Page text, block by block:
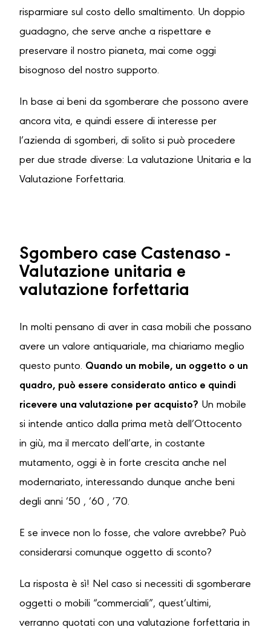
risparmiare sul costo dello smaltimento. Un doppio
guadagno, che serve anche a rispettare e
preservare il nostro pianeta, mai come oggi
bisognoso del nostro supporto.
In base ai beni da sgomberare che possono avere
ancora vita, e quindi essere di interesse per
l’azienda di sgomberi, di solito si può procedere
per due strade diverse: La valutazione Unitaria e la
Valutazione Forfettaria.
Sgombero case Castenaso -
Valutazione unitaria e
valutazione forfettaria
In molti pensano di aver in casa mobili che possano
avere un valore antiquariale, ma chiariamo meglio
questo punto. Quando un mobile, un oggetto o un
quadro, può essere considerato antico e quindi
ricevere una valutazione per acquisto? Un mobile
si intende antico dalla prima metà dell’Ottocento
in giù, ma il mercato dell’arte, in costante
mutamento, oggi è in forte crescita anche nel
modernariato, interessando dunque anche beni
degli anni ’50 , ’60 , ’70.
E se invece non lo fosse, che valore avrebbe? Può
considerarsi comunque oggetto di sconto?
La risposta è sì! Nel caso si necessiti di sgomberare
oggetti o mobili “commerciali”, quest’ultimi,
verranno quotati con una valutazione forfettaria in